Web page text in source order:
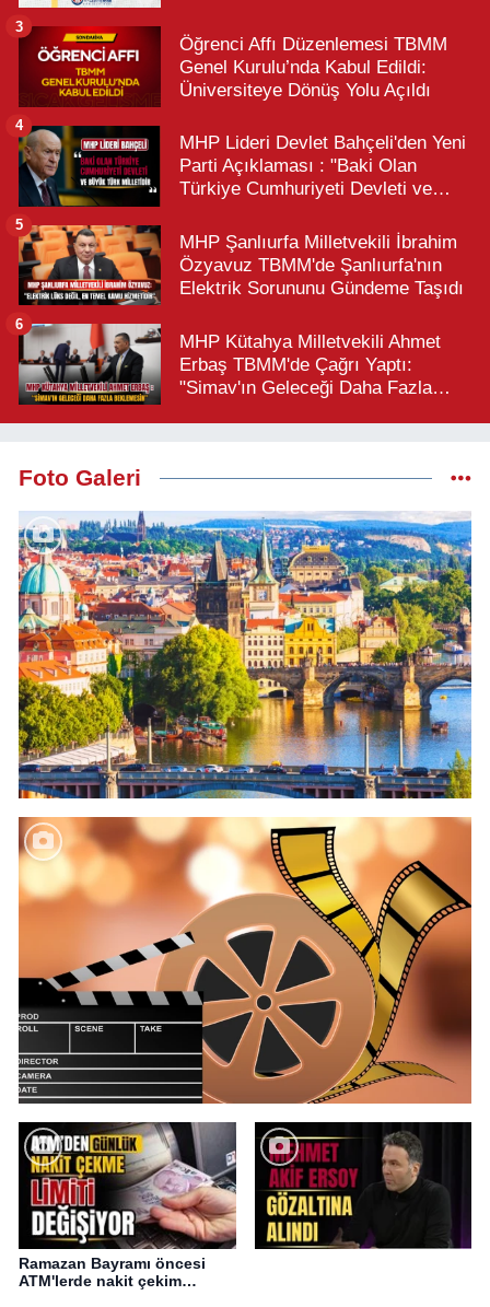
Öğrenci Affı Düzenlemesi TBMM
Genel Kurulu’nda Kabul Edildi:
Üniversiteye Dönüş Yolu Açıldı
3
MHP Lideri Devlet Bahçeli'den Yeni
Parti Açıklaması : "Baki Olan
Türkiye Cumhuriyeti Devleti ve
4
MHP Şanlıurfa Milletvekili İbrahim
Özyavuz TBMM'de Şanlıurfa'nın
Elektrik Sorununu Gündeme Taşıdı
5
MHP Kütahya Milletvekili Ahmet
Erbaş TBMM'de Çağrı Yaptı:
"Simav'ın Geleceği Daha Fazla
6
Foto Galeri
Ramazan Bayramı öncesi
ATM'lerde nakit çekim